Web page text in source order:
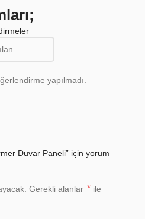
yapılmadı.
Duvar Paneli” için yorum
Gerekli alanlar * ile